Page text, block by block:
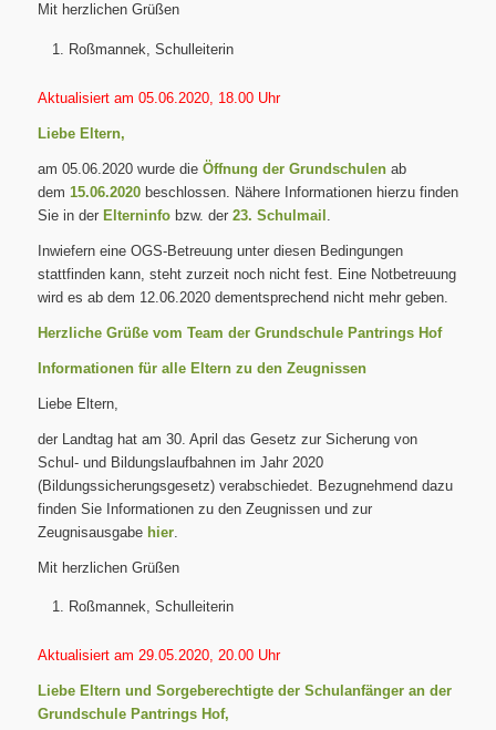
Mit herzlichen Grüßen
Roßmannek, Schulleiterin
Aktualisiert am 05.06.2020, 18.00 Uhr
Liebe Eltern,
am 05.06.2020 wurde die Öffnung der Grundschulenab
dem 15.06.2020beschlossen. Nähere Informationen hierzu finden
Sie in der Elterninfo bzw. der 23. Schulmail
Inwiefern eine OGS-Betreuung unter diesen Bedingungen
stattfinden kann, steht zurzeit noch nicht fest. Eine Notbetreuung
wird es ab dem 12.06.2020 dementsprechend nicht mehr geben.
Herzliche Grüße vom Team der Grundschule Pantrings Hof
Informationen für alle Eltern zu den Zeugnissen
Liebe Eltern,
der Landtag hat am 30. April das Gesetz zur Sicherung von
Schul- und Bildungslaufbahnen im Jahr 2020
(Bildungssicherungsgesetz) verabschiedet. Bezugnehmend dazu
finden Sie Informationen zu den Zeugnissen und zur
Zeugnisausgabe hier.
Mit herzlichen Grüßen
Roßmannek, Schulleiterin
Aktualisiert am 29.05.2020, 20.00 Uhr
Liebe Eltern und Sorgeberechtigte der Schulanfänger an der
Grundschule Pantrings Hof,